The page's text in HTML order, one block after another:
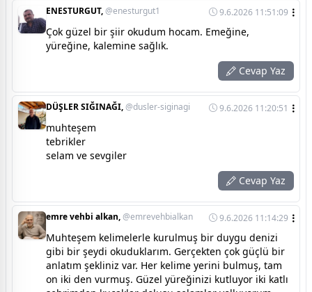
ENESTURGUT,@enesturgut1 9.6.2026 11:51:09
Çok güzel bir şiir okudum hocam. Emeğine,
yüreğine, kalemine sağlık.
Cevap Yaz
DÜŞLER SIĞINAĞI,@dusler-siginagi 9.6.2026 11:20:51
muhteşem
tebrikler
selam ve sevgiler
Cevap Yaz
emre vehbi alkan,@emrevehbialkan 9.6.2026 11:14:29
Muhteşem kelimelerle kurulmuş bir duygu denizi
gibi bir şeydi okuduklarım. Gerçekten çok güçlü bir
anlatım şekliniz var. Her kelime yerini bulmuş, tam
on iki den vurmuş. Güzel yüreğinizi kutluyor iki katlı